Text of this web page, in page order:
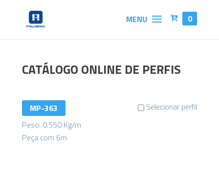
0
CATÁLOGO ONLINE DE PERFIS
MP-363
Selecionar perfil
Peso: 0.550 Kg/m
Peça com 6m